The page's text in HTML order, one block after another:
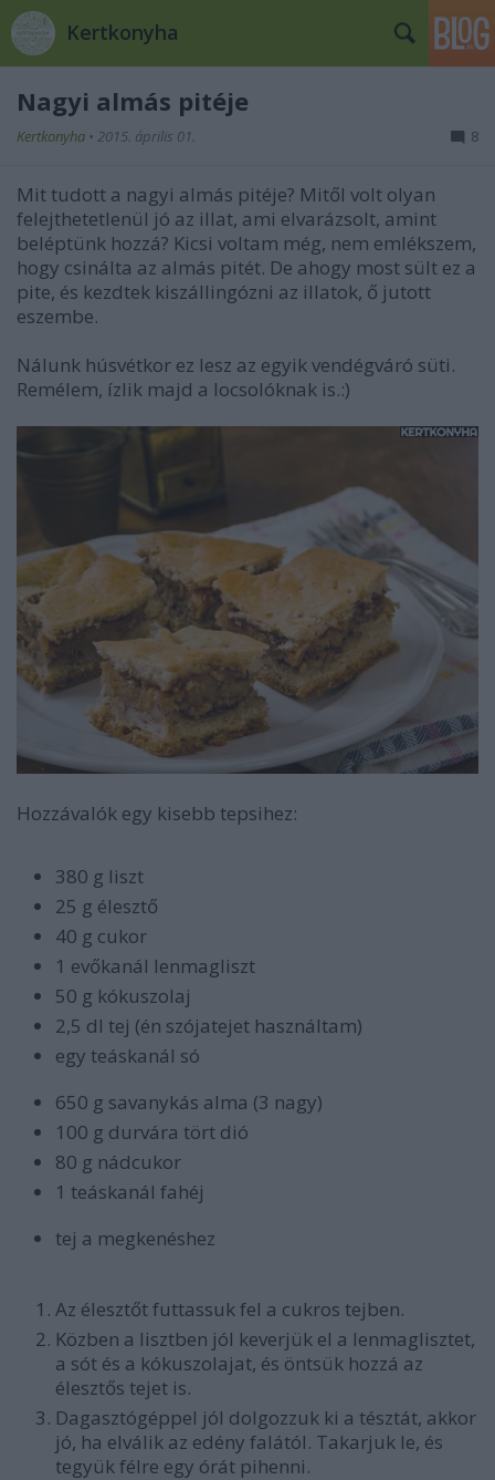
Kertkonyha
Nagyi almás pitéje
Kertkonyha • 2015. április 01. 8
Mit tudott a nagyi almás pitéje? Mitől volt olyan
felejthetetlenül jó az illat, ami elvarázsolt, amint
beléptünk hozzá? Kicsi voltam még, nem emlékszem,
hogy csinálta az almás pitét. De ahogy most sült ez a
pite, és kezdtek kiszállingózni az illatok, ő jutott
eszembe.
Nálunk húsvétkor ez lesz az egyik vendégváró süti.
Remélem, ízlik majd a locsolóknak is.:)
Hozzávalók egy kisebb tepsihez:
380 g liszt
25 g élesztő
40 g cukor
1 evőkanál lenmagliszt
50 g kókuszolaj
2,5 dl tej (én szójatejet használtam)
egy teáskanál só
650 g savanykás alma (3 nagy)
100 g durvára tört dió
80 g nádcukor
1 teáskanál fahéj
tej a megkenéshez
Az élesztőt futtassuk fel a cukros tejben.
Közben a lisztben jól keverjük el a lenmaglisztet,
a sót és a kókuszolajat, és öntsük hozzá az
élesztős tejet is.
Dagasztógéppel jól dolgozzuk ki a tésztát, akkor
jó, ha elválik az edény falától. Takarjuk le, és
tegyük félre egy órát pihenni.